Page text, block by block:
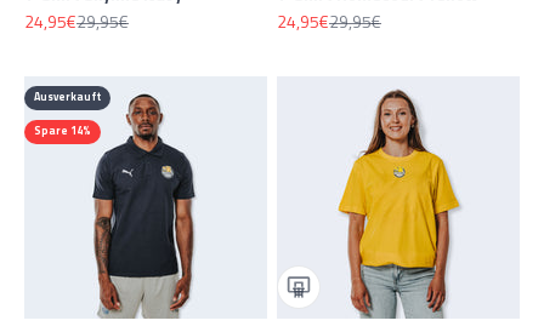
Angebot
24,95€Regulärer Preis
29,95€
Angebot
24,95€Regulärer Preis
29,95€
Ausverkauft
Spare 14%